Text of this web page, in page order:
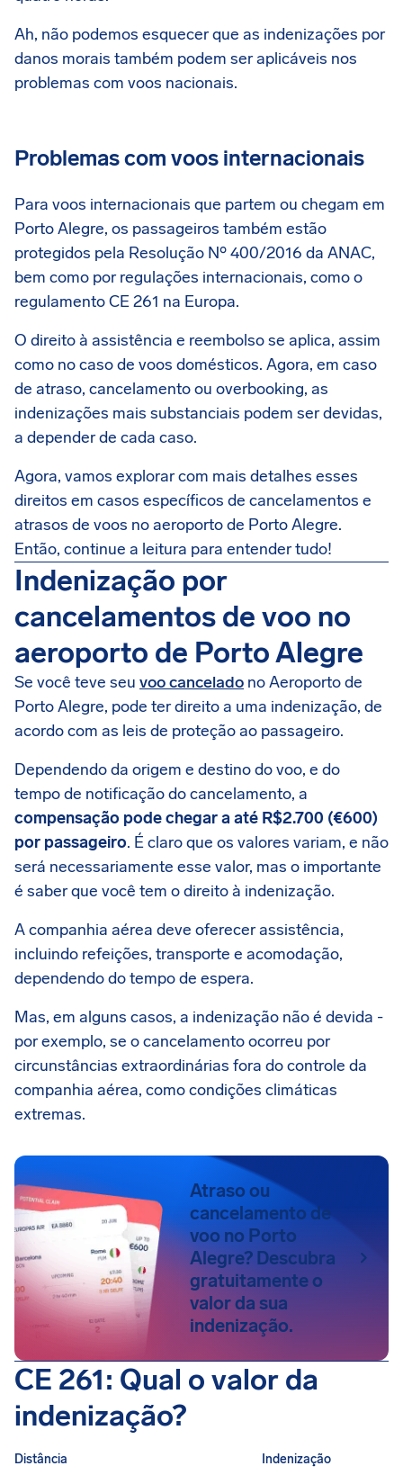
Ah, não podemos esquecer que as indenizações por
danos morais também podem ser aplicáveis nos
problemas com voos nacionais.
Problemas com voos internacionais
Para voos internacionais que partem ou chegam em
Porto Alegre, os passageiros também estão
protegidos pela Resolução Nº 400/2016 da ANAC,
bem como por regulações internacionais, como o
regulamento CE 261 na Europa.
O direito à assistência e reembolso se aplica, assim
como no caso de voos domésticos. Agora, em caso
de atraso, cancelamento ou overbooking, as
indenizações mais substanciais podem ser devidas,
a depender de cada caso.
Agora, vamos explorar com mais detalhes esses
direitos em casos específicos de cancelamentos e
atrasos de voos no aeroporto de Porto Alegre.
Então, continue a leitura para entender tudo!
Indenização por
cancelamentos de voo no
aeroporto de Porto Alegre
Se você teve seu voo cancelado no Aeroporto de
Porto Alegre, pode ter direito a uma indenização, de
acordo com as leis de proteção ao passageiro.
Dependendo da origem e destino do voo, e do
tempo de notificação do cancelamento, a
compensação pode chegar a até R$2.700 (€600)
por passageiro. É claro que os valores variam, e não
será necessariamente esse valor, mas o importante
é saber que você tem o direito à indenização.
A companhia aérea deve oferecer assistência,
incluindo refeições, transporte e acomodação,
dependendo do tempo de espera.
Mas, em alguns casos, a indenização não é devida -
por exemplo, se o cancelamento ocorreu por
circunstâncias extraordinárias fora do controle da
companhia aérea, como condições climáticas
extremas.
Atraso ou
cancelamento de
voo no Porto
Alegre? Descubra
gratuitamente o
valor da sua
indenização.
CE 261: Qual o valor da
indenização?
Distância Indenização